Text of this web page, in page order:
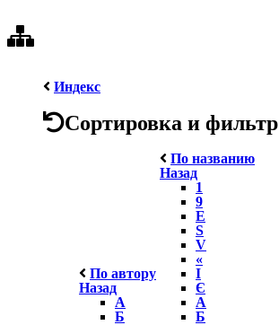
Индекс
Сортировка и фильтр
По автору
Назад
А
Б
По названию
Назад
1
9
E
S
V
«
І
Є
А
Б